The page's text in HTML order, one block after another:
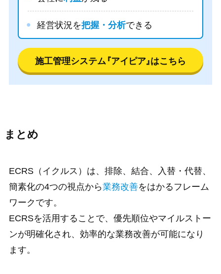
経営状況を把握・分析できる
施工管理システム『アイピア』はこちら
まとめ
ECRS（イクルス）は、排除、結合、入替・代替、
簡素化の4つの視点から業務改善をはかるフレーム
ワークです。
ECRSを活用することで、優先順位やマイルストー
ンが明確化され、効率的な業務改善が可能になり
ます。